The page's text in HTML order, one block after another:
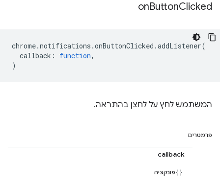
onButtonClicked
chrome.notifications .onButtonClicked .addListener(
callback : function,
)
המשתמש לחץ על לחצן בהתראה.
פרמטרים
callback
פונקציה